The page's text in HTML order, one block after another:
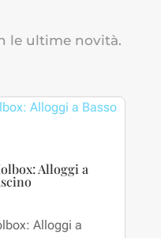
le ultime novità.
Alloggi a
Alloggi a